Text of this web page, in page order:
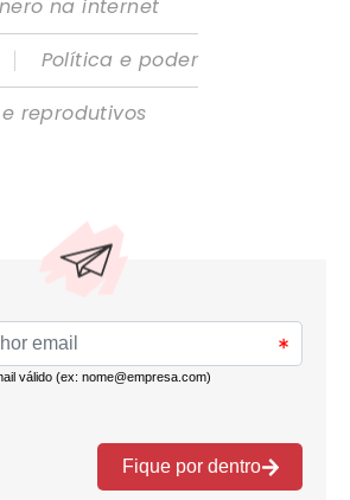
na internet
|
Política e poder
reprodutivos